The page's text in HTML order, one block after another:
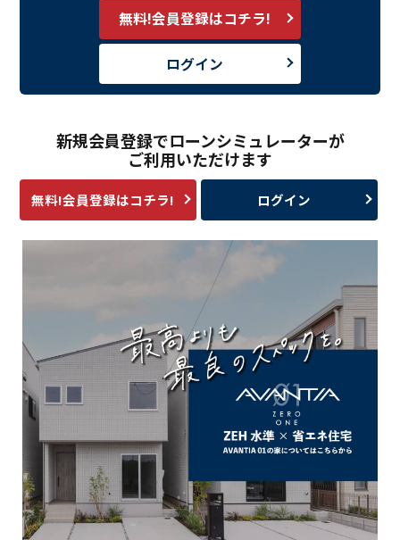
無料!会員登録はコチラ!
ログイン
新規会員登録でローンシミュレーターが
ご利用いただけます
無料!会員登録はコチラ! ログイン